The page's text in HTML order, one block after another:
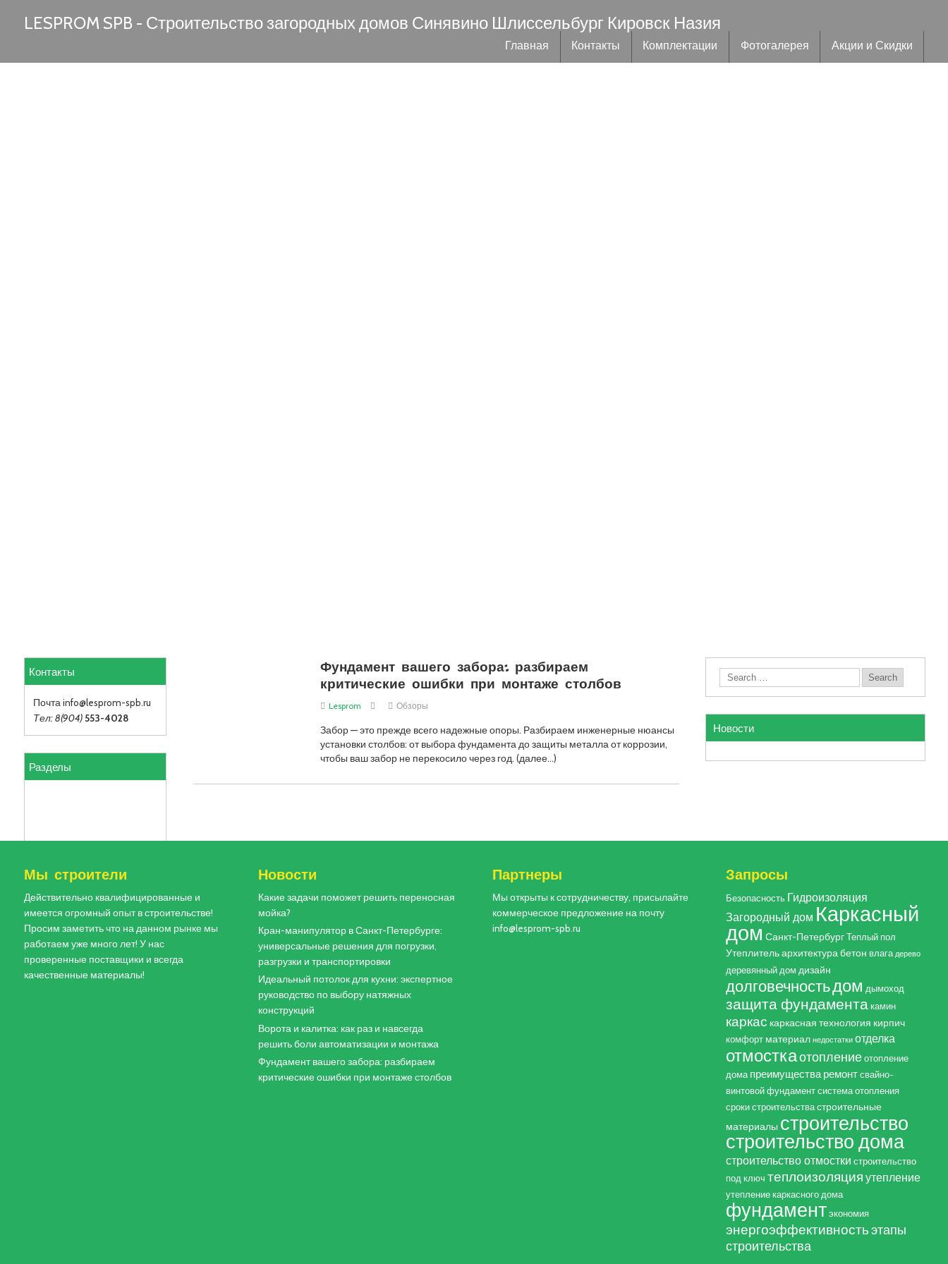
LESPROM SPB - Строительство загородных домов Синявино Шлиссельбург Кировск Назия
Главная Контакты Комплектации Фотогалерея Акции и Скидки
Фундамент вашего забора: разбираем
критические ошибки при монтаже столбов
Lesprom Обзоры
Забор — это прежде всего надежные опоры. Разбираем инженерные нюансы
установки столбов: от выбора фундамента до защиты металла от коррозии,
чтобы ваш забор не перекосило через год. (далее…)
Новости
Контакты
Почта info@lesprom-spb.ru
Тел: 8(904) 553-4028
Разделы
Мы строители
Действительно квалифицированные и
имеется огромный опыт в строительстве!
Просим заметить что на данном рынке мы
работаем уже много лет! У нас
проверенные поставщики и всегда
качественные материалы!
Новости
Какие задачи поможет решить переносная
мойка?
Кран-манипулятор в Санкт-Петербурге:
универсальные решения для погрузки,
разгрузки и транспортировки
Идеальный потолок для кухни: экспертное
руководство по выбору натяжных
конструкций
Ворота и калитка: как раз и навсегда
решить боли автоматизации и монтажа
Фундамент вашего забора: разбираем
критические ошибки при монтаже столбов
Партнеры
Мы открыты к сотрудничеству, присылайте
коммерческое предложение на почту
info@lesprom-spb.ru
Запросы
Безопасность Гидроизоляция
Загородный дом Каркасный
дом Санкт-Петербург Теплый пол
Утеплительархитектурабетон влага дерево
деревянный дом дизайн
долговечностьдом дымоход
защита фундамента камин
каркас каркасная технология кирпич
комфорт материал недостатки отделка
отмосткаотопление отопление
дома преимущества ремонт свайно-
винтовой фундамент система отопления
сроки строительства строительные
материалы строительство
строительство дома
строительство отмостки строительство
под ключ теплоизоляция утепление
утепление каркасного дома
фундамент экономия
энергоэффективность этапы
строительства